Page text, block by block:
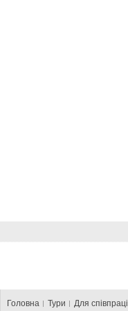
Головна Тури Для cпівпраці